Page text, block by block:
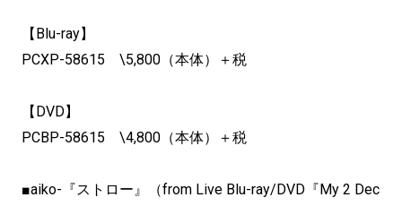
【Blu-ray】
PCXP-58615 \5,800（本体）＋税
【DVD】
PCBP-58615 \4,800（本体）＋税
■aiko-『ストロー』（from Live Blu-ray/DVD『My 2 Dec